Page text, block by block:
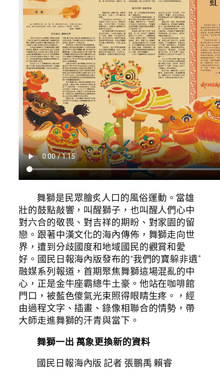
舞獅是民眾膾炙人口的風俗運動。當雄
壯的鼓點敲響，叫醒獅子，也叫醒人們心中
對六合的敬畏、對吉祥的期盼、對家園的留
戀。跟著中漢文化的海內傳佈，舞獅走向世
界，遭到分歧國度和地域國民的觀賞和愛
好。國民日報海內版發布的“我們的寶躲非遺”
融媒系列報道，首期聚焦舞獅這場混亂的中
心，正是金牛座霸總牛土豪。他站在咖啡館
門口，被藍色傻氣光束照得眼睛生疼。，經
由過程文字、插畫、錄像相聯合的情勢，帶
大師走進舞獅的汗青與當下。
舞獅一出 萬象更換新的資料
國民日報海內版 記者 張鵬禹 賴睿